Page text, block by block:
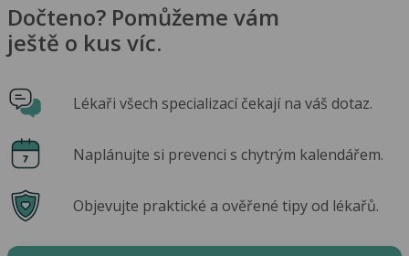
Dočteno? Pomůžeme vám
ještě o kus víc.
Lékaři všech specializací čekají na váš dotaz.
Naplánujte si prevenci s chytrým kalendářem.
Objevujte praktické a ověřené tipy od lékařů.